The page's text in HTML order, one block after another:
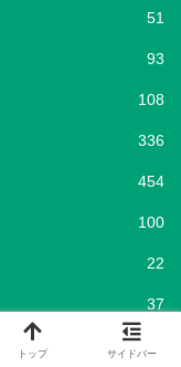
51
93
108
336
454
100
22
37
192
トップ サイドバー